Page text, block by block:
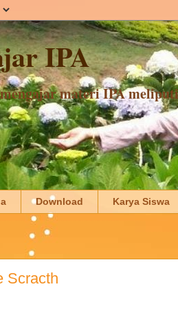
IPA
materi IPA
Download Karya Siswa
Scracth